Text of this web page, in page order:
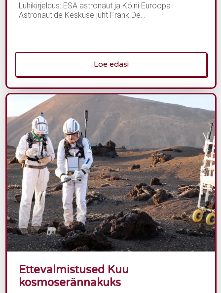
Lühikirjeldus: ESA astronaut ja Kölni Euroopa
Astronautide Keskuse juht Frank De...
Loe edasi
Ettevalmistused Kuu
kosmoserännakuks